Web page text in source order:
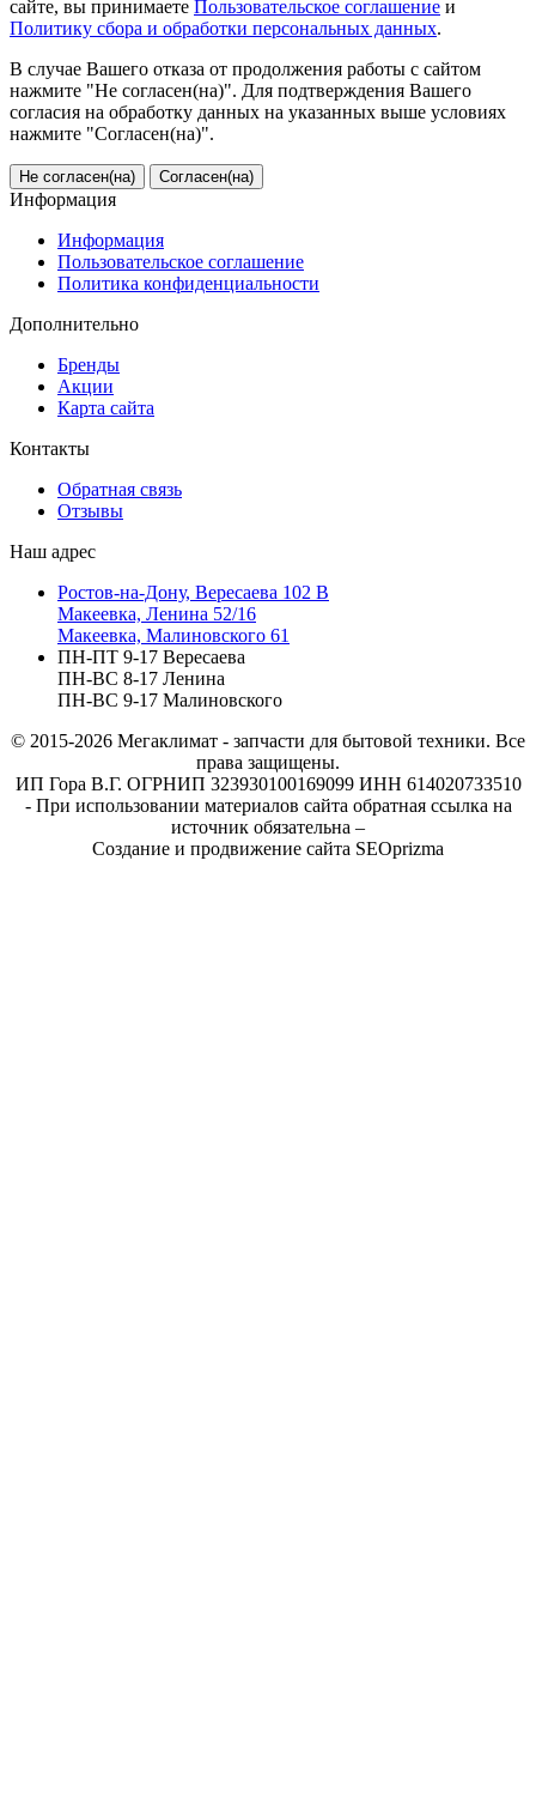
сайте, вы принимаете Пользовательское соглашение и
Политику сбора и обработки персональных данных.
В случае Вашего отказа от продолжения работы с сайтом
нажмите "Не согласен(на)". Для подтверждения Вашего
согласия на обработку данных на указанных выше условиях
нажмите "Согласен(на)".
Не согласен(на) Согласен(на)
Информация
Информация
Пользовательское соглашение
Политика конфиденциальности
Дополнительно
Бренды
Акции
Карта сайта
Контакты
Обратная связь
Отзывы
Наш адрес
Ростов-на-Дону, Вересаева 102 В
Макеевка, Ленина 52/16
Макеевка, Малиновского 61
ПН-ПТ 9-17 Вересаева
ПН-ВС 8-17 Ленина
ПН-ВС 9-17 Малиновского
© 2015-2026 Мегаклимат - запчасти для бытовой техники. Все
права защищены.
ИП Гора В.Г. ОГРНИП 323930100169099 ИНН 614020733510
- При использовании материалов сайта обратная ссылка на
источник обязательна –
Создание и продвижение сайта SEOprizma